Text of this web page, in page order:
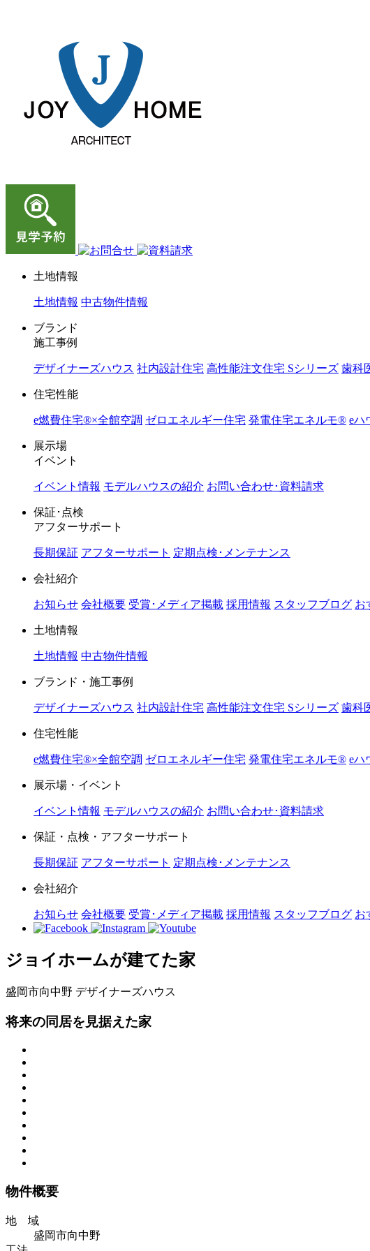
土地情報
土地情報 中古物件情報
ブランド
施工事例
デザイナーズハウス 社内設計住宅 高性能注文住宅 Sシリーズ 歯科
住宅性能
e燃費住宅®︎×全館空調 ゼロエネルギー住宅 発電住宅エネルモ®︎ eハ
展示場
イベント
イベント情報 モデルハウスの紹介 お問い合わせ･資料請求
保証･点検
アフターサポート
長期保証 アフターサポート 定期点検･メンテナンス
会社紹介
お知らせ 会社概要 受賞･メディア掲載 採用情報 スタッフブログ お
土地情報
土地情報 中古物件情報
ブランド・施工事例
デザイナーズハウス 社内設計住宅 高性能注文住宅 Sシリーズ 歯科
住宅性能
e燃費住宅®︎×全館空調 ゼロエネルギー住宅 発電住宅エネルモ®︎ eハ
展示場・イベント
イベント情報 モデルハウスの紹介 お問い合わせ･資料請求
保証・点検・アフターサポート
長期保証 アフターサポート 定期点検･メンテナンス
会社紹介
お知らせ 会社概要 受賞･メディア掲載 採用情報 スタッフブログ お
ジョイホームが建てた家
盛岡市向中野 デザイナーズハウス
将来の同居を見据えた家
物件概要
地 域
盛岡市向中野